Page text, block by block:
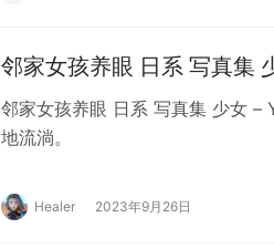
邻家女孩养眼 日系 写真集
邻家女孩养眼 日系 写真集 少女 –
地流淌。
Healer 2023年9月26日